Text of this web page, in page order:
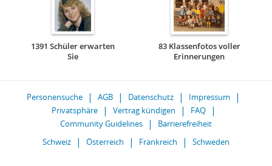
1391 Schüler erwarten
Sie
83 Klassenfotos voller
Erinnerungen
Personensuche AGB Datenschutz
Impressum
Privatsphäre
Vertrag kündigen
FAQ
Community Guidelines
Barrierefreiheit
Schweiz
Österreich Frankreich Schweden